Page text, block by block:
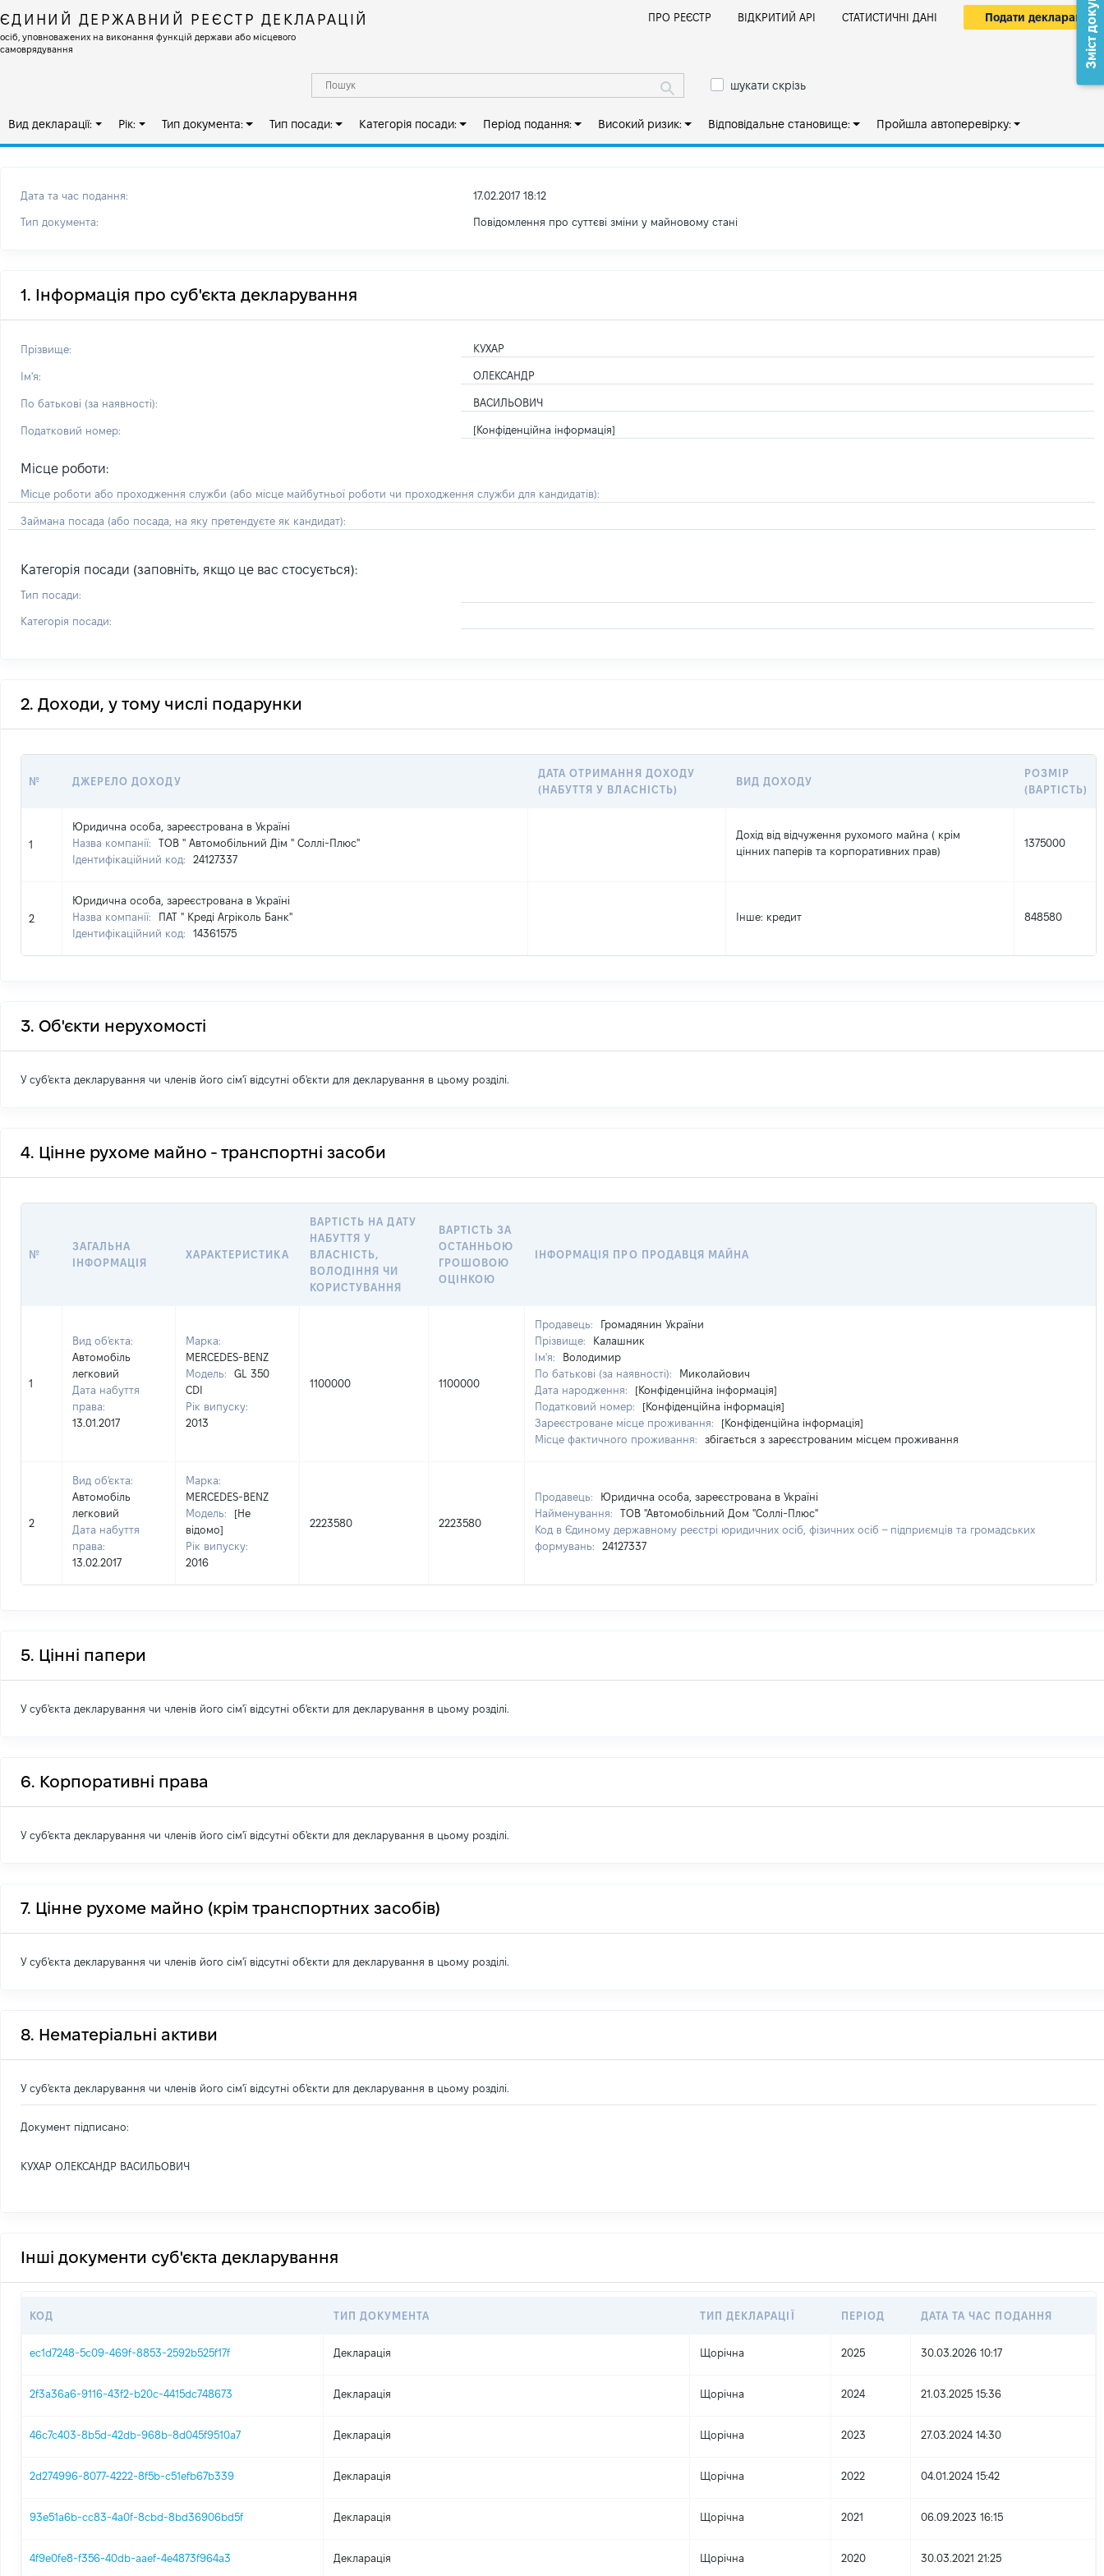
ЄДИНИЙ ДЕРЖАВНИЙ РЕЄСТР ДЕКЛАРАЦІЙ
осіб, уповноважених на виконання функцій держави або місцевого
самоврядування
ПРО РЕЄСТР ВІДКРИТИЙ АРІ СТАТИСТИЧНІ ДАНІ Подати декларацію
шукати скрізь
Вид декларації: Рік: Тип документа: Тип посади: Категорія посади: Період подання: Високий ризик: Відповідальне становище: Пройшла автоперевірку:
Дата та час подання: 17.02.2017 18:12
Тип документа: Повідомлення про суттєві зміни y майновому стані
1. Інформація про суб'єкта декларування
Прізвище: КУХАР
Ім'я: ОЛЕКСАНДР
По батькові (за наявності): ВАСИЛЬОВИЧ
Податковий номер: [Конфіденційна інформація]
Місце роботи:
Місце роботи або проходження служби (або місце майбутньої роботи чи проходження служби для кандидатів):
Займана посада (або посада, на яку претендуєте як кандидат):
Категорія посади (заповніть, якщо це вас стосується):
Тип посади:
Категорія посади:
2. Доходи, у тому числі подарунки
№ ДЖЕРЕЛО ДОХОДУ
ДАТА ОТРИМАННЯ ДОХОДУ
(НАБУТТЯ У ВЛАСНІСТЬ)
ВИД ДОХОДУ
РОЗМІР
(ВАРТІСТЬ)
1
Юридична особа, зареєстрована в Україні
Назва компанії:
ТОВ " Автомобільний Дім " Соллі-Плюс"
Ідентифікаційний код:
24127337
Дохід від відчуження рухомого майна ( крім
цінних паперів та корпоративних прав)
1375000
2
Юридична особа, зареєстрована в Україні
Назва компанії:
ПАТ " Креді Агріколь Банк"
Ідентифікаційний код:
14361575
Інше: кредит 848580
3. Об'єкти нерухомості
У суб'єкта декларування чи членів його сім'ї відсутні об'єкти для декларування в цьому розділі.
4. Цінне рухоме майно - транспортні засоби
№
ЗАГАЛЬНА
ІНФОРМАЦІЯ
ХАРАКТЕРИСТИКА
ВАРТІСТЬ НА ДАТУ
НАБУТТЯ У
ВЛАСНІСТЬ,
ВОЛОДІННЯ ЧИ
КОРИСТУВАННЯ
ВАРТІСТЬ ЗА
ОСТАННЬОЮ
ГРОШОВОЮ
ОЦІНКОЮ
ІНФОРМАЦІЯ ПРО ПРОДАВЦЯ МАЙНА
1
Вид об'єкта:
Автомобіль
легковий
Дата набуття
права:
13.01.2017
Марка:
MERCEDES-BENZ
Модель:
GL 350
CDI
Рік випуску:
2013
1100000 1100000
Продавець:
Громадянин України
Прізвище:
Калашник
Ім'я:
Володимир
По батькові (за наявності):
Миколайович
Дата народження:
[Конфіденційна інформація]
Податковий номер:
[Конфіденційна інформація]
Зареєстроване місце проживання:
[Конфіденційна інформація]
Місце фактичного проживання:
збігається з зареєстрованим місцем проживання
2
Вид об'єкта:
Автомобіль
легковий
Дата набуття
права:
13.02.2017
Марка:
MERCEDES-BENZ
Модель:
[Не
відомо]
Рік випуску:
2016
2223580 2223580
Продавець:
Юридична особа, зареєстрована в Україні
Найменування:
ТОВ "Автомобільний Дом "Соллі-Плюс"
Код в Єдиному державному реєстрі юридичних осіб, фізичних осіб – підприємців та громадських
формувань:
24127337
5. Цінні папери
У суб'єкта декларування чи членів його сім'ї відсутні об'єкти для декларування в цьому розділі.
6. Корпоративні права
У суб'єкта декларування чи членів його сім'ї відсутні об'єкти для декларування в цьому розділі.
7. Цінне рухоме майно (крім транспортних засобів)
У суб'єкта декларування чи членів його сім'ї відсутні об'єкти для декларування в цьому розділі.
8. Нематеріальні активи
У суб'єкта декларування чи членів його сім'ї відсутні об'єкти для декларування в цьому розділі.
Документ підписано:
КУХАР ОЛЕКСАНДР ВАСИЛЬОВИЧ
Інші документи суб'єкта декларування
КОД ТИП ДОКУМЕНТА ТИП ДЕКЛАРАЦІЇ ПЕРІОД ДАТА ТА ЧАС ПОДАННЯ
ec1d7248-5c09-469f-8853-2592b525f17f Декларація Щорічна 2025 30.03.2026 10:17
2f3a36a6-9116-43f2-b20c-4415dc748673 Декларація Щорічна 2024 21.03.2025 15:36
46c7c403-8b5d-42db-968b-8d045f9510a7 Декларація Щорічна 2023 27.03.2024 14:30
2d274996-8077-4222-8f5b-c51efb67b339 Декларація Щорічна 2022 04.01.2024 15:42
93e51a6b-cc83-4a0f-8cbd-8bd36906bd5f Декларація Щорічна 2021 06.09.2023 16:15
4f9e0fe8-f356-40db-aaef-4e4873f964a3 Декларація Щорічна 2020 30.03.2021 21:25